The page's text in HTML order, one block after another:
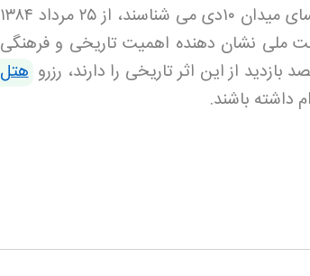
میدان ۱۰دی می شناسند، از۲۵مرداد ۱۳۸۴
ملی نشان دهنده اهمیت تاریخی و فرهنگی
از این اثر تاریخی را دارند، رزرو هتل
داشته باشند.